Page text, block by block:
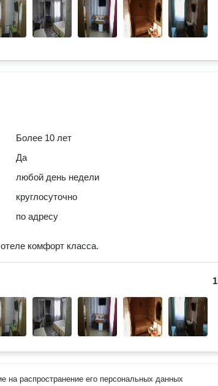
Более 10 лет
Да
любой день недели
круглосуточно
по адресу
комфорт класса.
на распространение его персональных данных